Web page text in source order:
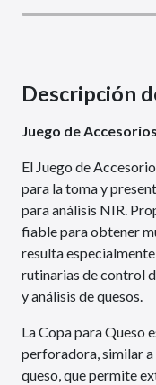
Descripción
Juego de
El Juego de
para la toma y
para análisis NIR.
fiable para obtener
resulta
rutinarias de control
y análisis de quesos.
La Copa para Queso
perforadora, similar
queso, que permite